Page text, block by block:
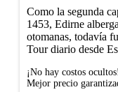
Como la segunda
1453, Edirne
otomanas, todavía
Tour diario desde
¡No hay costos ocultos!
Mejor precio